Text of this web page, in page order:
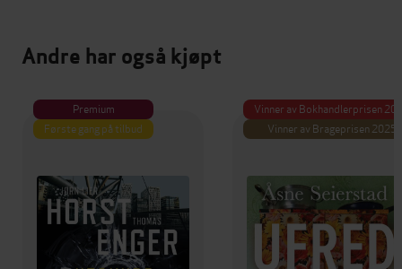
Andre har også kjøpt
Premium
Første gang på tilbud
Vinner av Bokhandlerprisen
Vinner av Brageprisen 2025